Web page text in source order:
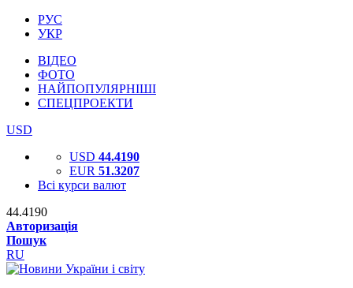
РУС
УКР
ВІДЕО
ФОТО
НАЙПОПУЛЯРНІШІ
СПЕЦПРОЕКТИ
USD
USD 44.4190
EUR 51.3207
Всі курси валют
44.4190
Авторизація
Пошук
RU